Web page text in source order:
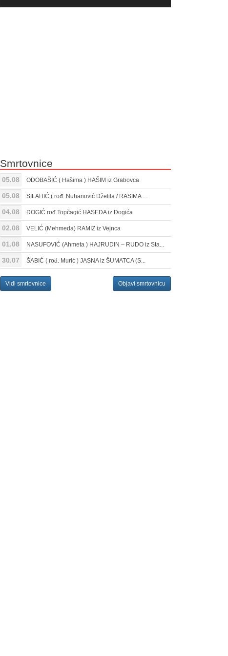
Gore/Dole
Smrtovnice
05.08 ODOBAŠIĆ ( Hašima ) HAŠIM iz Grabovca
05.08 SILAHIĆ ( rođ. Nuhanović Dželila / RASIMA ...
04.08 ĐOGIĆ rođ.Topčagić HASEDA iz Đogića
02.08 VELIĆ (Mehmeda) RAMIZ iz Vejnca
01.08 NASUFOVIĆ (Ahmeta ) HAJRUDIN – RUDO iz Sta...
30.07 ŠABIĆ ( rođ. Murić ) JASNA iz ŠUMATCA (S...
Vidi smrtovnice Objavi smrtovnicu